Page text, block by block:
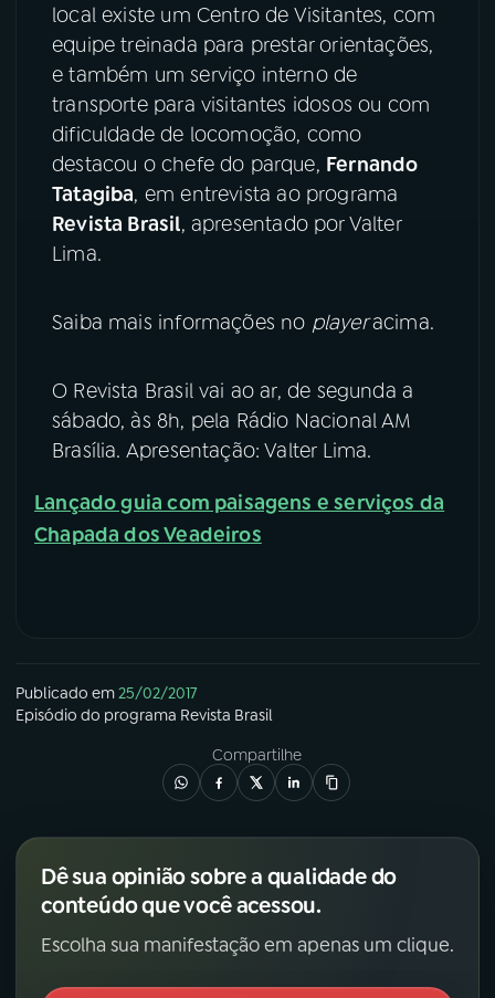
local existe um Centro de Visitantes, com
equipe treinada para prestar orientações,
e também um serviço interno de
transporte para visitantes idosos ou com
dificuldade de locomoção, como
destacou o chefe do parque, Fernando
Tatagiba, em entrevista ao programa
Revista Brasil, apresentado por Valter
Lima.
Saiba mais informações no playeracima.
O Revista Brasil vai ao ar, de segunda a
sábado, às 8h, pela Rádio Nacional AM
Brasília. Apresentação: Valter Lima.
Lançado guia com paisagens e serviços da
Chapada dos Veadeiros
Publicado em25/02/2017
Episódio do programa Revista Brasil
Compartilhe
Dê sua opinião sobre a qualidade do
conteúdo que você acessou.
Escolha sua manifestação em apenas um clique.